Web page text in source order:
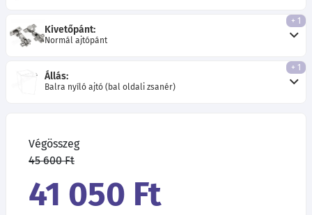
Kivetőpánt:
Normál ajtópánt
+ 1
Állás:
Balra nyíló ajtó (bal oldali zsanér)
+ 1
Végösszeg
45 600 Ft
41 050 Ft